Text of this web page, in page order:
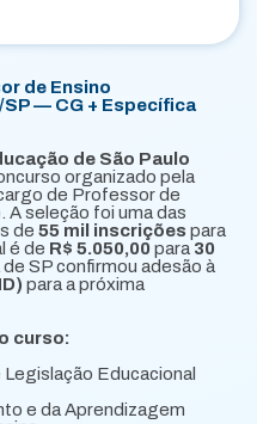
de Ensino
SP — CG + Específica
de São Paulo
organizado pela
de Professor de
A seleção foi uma das
de 55 mil inscrições para
é de R$ 5.050,00 para 30
de SP confirmou adesão à
para a próxima
curso:
Educacional
e da Aprendizagem